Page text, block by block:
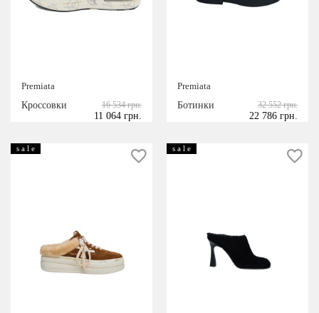
Premiata
Кроссовки
16 534 грн.
11 064 грн.
Premiata
Ботинки
32 552 грн.
22 786 грн.
s a l e s a l e